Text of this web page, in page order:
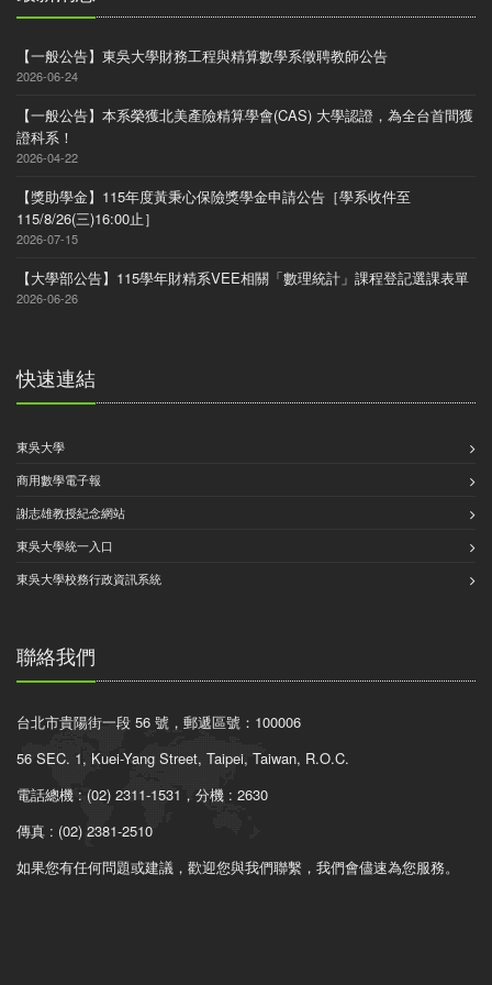
【一般公告】東吳大學財務工程與精算數學系徵聘教師公告
2026-06-24
【一般公告】本系榮獲北美產險精算學會(CAS) 大學認證，為全台首間獲
證科系！
2026-04-22
【獎助學金】115年度黃秉心保險獎學金申請公告［學系收件至
115/8/26(三)16:00止］
2026-07-15
【大學部公告】115學年財精系VEE相關「數理統計」課程登記選課表單
2026-06-26
快速連結
東吳大學
商用數學電子報
謝志雄教授紀念網站
東吳大學統一入口
東吳大學校務行政資訊系統
聯絡我們
台北市貴陽街一段 56 號，郵遞區號：100006
56 SEC. 1, Kuei-Yang Street, Taipei, Taiwan, R.O.C.
電話總機 : (02) 2311-1531，分機 : 2630
傳真 : (02) 2381-2510
如果您有任何問題或建議，歡迎您與我們聯繫，我們會儘速為您服務。